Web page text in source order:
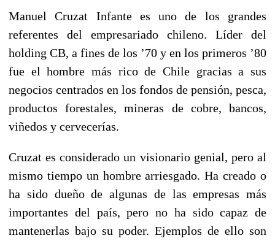
Manuel Cruzat Infante es uno de los grandes
referentes del empresariado chileno. Líder del
holding CB, a fines de los ’70 y en los primeros ’80
fue el hombre más rico de Chile gracias a sus
negocios centrados en los fondos de pensión, pesca,
productos forestales, mineras de cobre, bancos,
viñedos y cervecerías.
Cruzat es considerado un visionario genial, pero al
mismo tiempo un hombre arriesgado. Ha creado o
ha sido dueño de algunas de las empresas más
importantes del país, pero no ha sido capaz de
mantenerlas bajo su poder. Ejemplos de ello son